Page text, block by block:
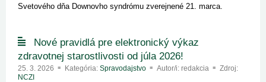
Svetového dňa Downovho syndrómu zverejnené 21. marca.
Nové pravidlá pre elektronický výkaz
zdravotnej starostlivosti od júla 2026!
25. 3. 2026 Kategória: Spravodajstvo Autor/i: redakcia
Zdroj:
NCZI